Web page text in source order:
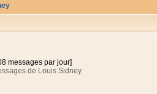
messages par jour]
de Louis Sidney